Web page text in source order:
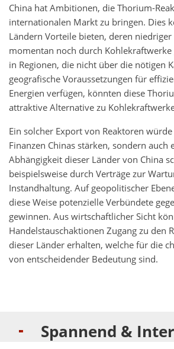
China hat Ambitionen, die Thorium-
internationalen Markt zu bringen. Dies
Ländern Vorteile bieten, deren
momentan noch durch
in Regionen, die nicht über die nötigen
geografische Voraussetzungen für
Energien verfügen, könnten diese
attraktive Alternative zu
Ein solcher Export von Reaktoren
Finanzen Chinas stärken, sondern auch
Abhängigkeit dieser Länder von China
beispielsweise durch Verträge zur
Instandhaltung. Auf geopolitischer
diese Weise potenzielle Verbündete
gewinnen. Aus wirtschaftlicher Sicht
Handelstauschaktionen Zugang zu den
dieser Länder erhalten, welche für die
von entscheidender Bedeutung sind.
Spannend &